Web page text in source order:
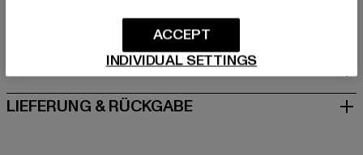
GRÖSSE & PASSFORM
PFLEGEHINWEISE
LIEFERUNG & RÜCKGABE
INDIVIDUAL SETTINGS
ACCEPT